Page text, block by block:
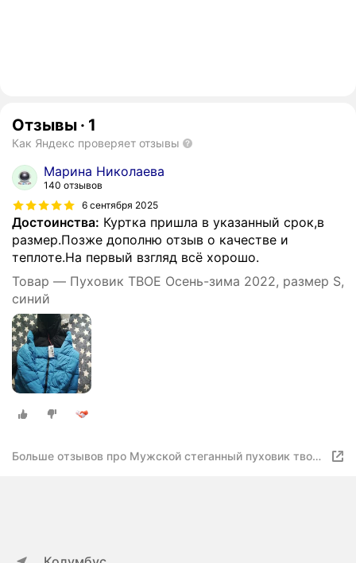
Отзывы · 1
Как Яндекс проверяет отзывы
Марина Николаева
140 отзывов
6 сентября 2025
Достоинства: Куртка пришла в указанный срок,в
размер.Позже дополню отзыв о качестве и
теплоте.На первый взгляд всё хорошо.
Товар — Пуховик ТВОЕ Осень-зима 2022, размер S,
синий
Больше отзывов про Мужской стеганный пуховик твое,